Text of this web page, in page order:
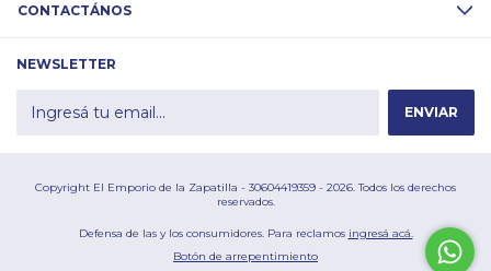
CONTACTÁNOS
NEWSLETTER
Copyright El Emporio de la Zapatilla - 30604419359 - 2026. Todos los derechos
reservados.
Defensa de las y los consumidores. Para reclamos ingresá acá.
Botón de arrepentimiento